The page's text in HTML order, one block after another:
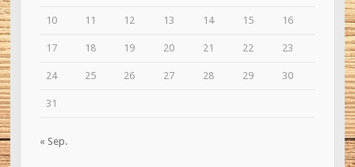
10 11 12 13 14 15 16
17 18 19 20 21 22 23
24 25 26 27 28 29 30
31
« Sep.